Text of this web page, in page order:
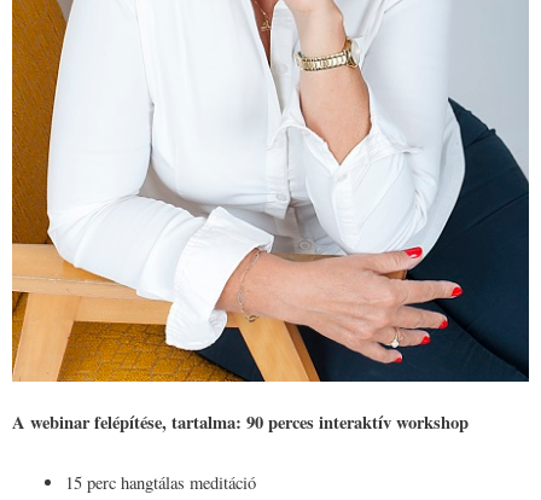
A webinar felépítése, tartalma: 90 perces interaktív workshop
15 perc hangtálas meditáció